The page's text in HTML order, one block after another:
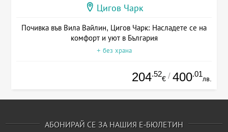
Цигов Чарк
Почивка във Вила Вайлин, Цигов Чарк: Насладете се на
комфорт и уют в България
+ без храна
204.52
€ / 400.01
лв.
АБОНИРАЙ СЕ ЗА НАШИЯ Е-БЮЛЕТИН